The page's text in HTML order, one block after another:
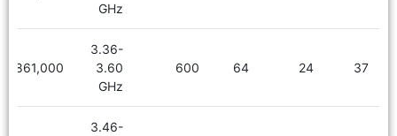
GHz
37
24
64
600
3.36-
3.60
GHz
3,861,000
3.46-